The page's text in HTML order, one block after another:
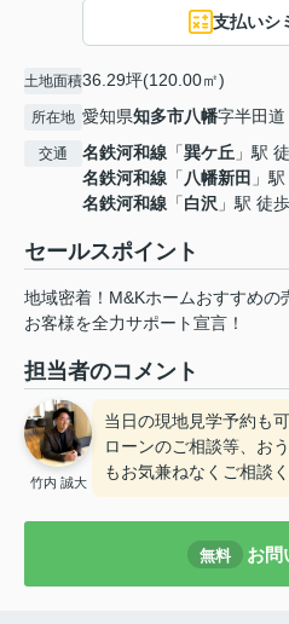
支払いシ
土地面積36.29坪(120.00㎡)
所在地 愛知県知多市八幡字半田道
交通 名鉄河和線 「巽ケ丘 」駅
名鉄河和線 「八幡新田 」
名鉄河和線 「白沢 」駅 徒
セールスポイント
地域密着！M&Kホームおすすめの
お客様を全力サポート宣言！
担当者のコメント
竹内 誠大
当日の現地見学予約も
ローンのご相談等、お
もお気兼ねなくご相談
無料 お問